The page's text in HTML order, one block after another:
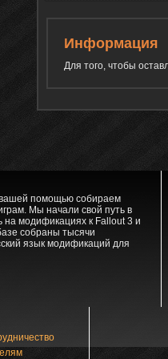
Информация
Для того, чтобы
помощью собираем
Мы начали свой путь в
на модификациях к Fallout 3 и
собраны тысячи
язык модификаций для